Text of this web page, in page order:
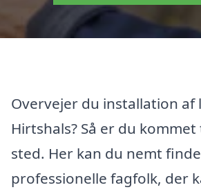
Overvejer du installation af
Hirtshals? Så er du
sted. Her kan du nemt finde
professionelle fagfolk, der